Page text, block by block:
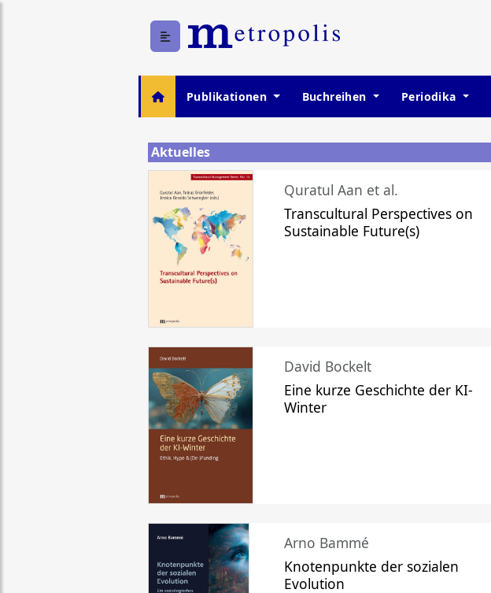
Publikationen Buchreihen Periodika
Aktuelles
Quratul Aan et al.
Transcultural Perspectives on
Sustainable Future(s)
David Bockelt
Eine kurze Geschichte der KI-
Winter
Arno Bammé
Knotenpunkte der sozialen
Evolution